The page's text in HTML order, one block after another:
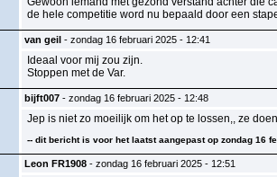
de hele competitie word nu bepaald door een
van geil - zondag 16 februari 2025 - 12:41
Ideaal voor mij zou zijn.
Stoppen met de Var.
bijft007 - zondag 16 februari 2025 - 12:48
Jep is niet zo moeilijk om het op te lossen,, ze
-- dit bericht is voor het laatst aangepast op zondag 16
Leon FR1908 - zondag 16 februari 2025 - 12:51